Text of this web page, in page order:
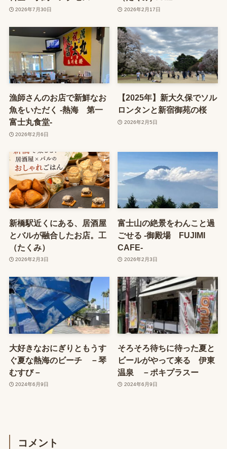
2026年7月30日 2026年2月17日
漁師さんのお店で新鮮なお
魚をいただく -熱海 第一
富士丸食堂-
2026年2月6日
【2025年】新大久保でソル
ロンタンと新宿御苑の桜
2026年2月5日
新橋駅近くにある、居酒屋
とバルが融合したお店。工
（たくみ）
2026年2月3日
富士山の絶景をわんこと過
ごせる -御殿場 FUJIMI
CAFE-
2026年2月3日
大好きなおにぎりともうす
ぐ夏な熱海のビーチ －琴
むすび－
2024年6月9日
そろそろ待ちに待った夏と
ビールがやって来る 伊東
温泉 －ポキプラスー
2024年6月9日
コメント